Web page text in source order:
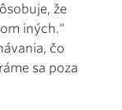
že
iných.“
čo
sa poza